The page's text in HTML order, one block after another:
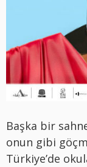
Başka bir
onun gibi
Türkiye’de